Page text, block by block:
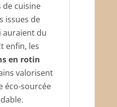
de cuisine
issues de
auraient du
enfin, les
en rotin
valorisent
éco-sourcée